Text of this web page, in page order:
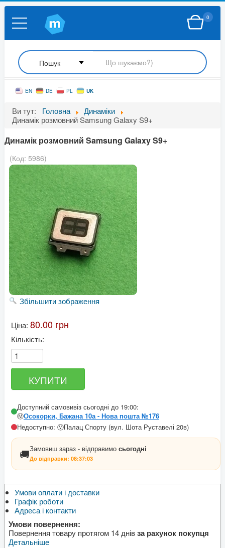
0
EN DE PL UK
Ви тут: Головна
Динаміки
Динамік розмовний Samsung Galaxy S9+
Динамік розмовний Samsung Galaxy S9+
(Код: 5986)
Збільшити зображення
Ціна: 80.00 грн
Кількість:
Доступний самовивіз сьогодні до 19:00:
Ⓜ️Осокорки, Бажана 10а - Нова пошта №176
Недоступно: Ⓜ️Палац Спорту (вул. Шота Руставелі 20в)
🚚Замовиш зараз - відправимо сьогодні
До відправки: 08:37:03
Умови оплати і доставки
Графік роботи
Адреса і контакти
Умови повернення:
Повернення товару протягом 14 днівза рахунок покупця
Детальніше